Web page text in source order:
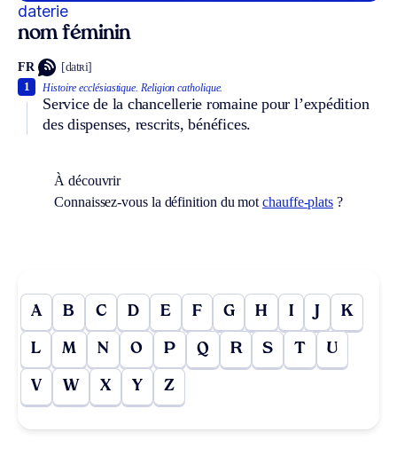
daterie
nom féminin
FR [datʀi]
Histoire ecclésiastique. Religion catholique.
Service de la chancellerie romaine pour l’expédition
des dispenses, rescrits, bénéfices.
1
À découvrir
Connaissez-vous la définition du motchauffe-plats ?
A B C D E F G H I J K
L M N O P Q R S T U
V W X Y Z